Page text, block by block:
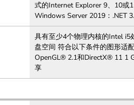
式的Internet Explorer 9、10或
Windows Server 2019：.NET
具有至少4个物理内核的Intel i5
盘空间 符合以下条件的图形适
OpenGL® 2.1和DirectX® 11 1
享